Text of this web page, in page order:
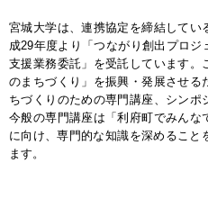
宮城大学は、連携協定を締結して
成29年度より「つながり創出プロ
支援業務委託」を受託しています
のまちづくり」を振興・発展させる
ちづくりのための専門講座、シンポ
今般の専門講座は「利府町でみんな
に向け、専門的な知識を深めるこ
ます。